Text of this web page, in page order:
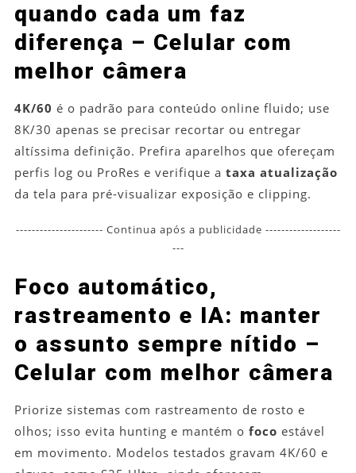
quando cada um faz
diferença – Celular com
melhor câmera
4K/60 é o padrão para conteúdo online fluido; use
8K/30 apenas se precisar recortar ou entregar
altíssima definição. Prefira aparelhos que ofereçam
perfis log ou ProRes e verifique a taxa atualização
da tela para pré-visualizar exposição e clipping.
---------------------- Continua após a publicidade -------------------
---
Foco automático,
rastreamento e IA: manter
o assunto sempre nítido –
Celular com melhor câmera
Priorize sistemas com rastreamento de rosto e
olhos; isso evita hunting e mantém o foco estável
em movimento. Modelos testados gravam 4K/60 e